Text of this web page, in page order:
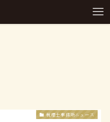
税理士事務所ニュース